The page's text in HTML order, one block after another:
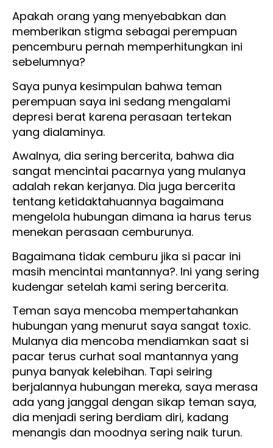
Apakah orang yang menyebabkan dan
memberikan stigma sebagai perempuan
pencemburu pernah memperhitungkan ini
sebelumnya?
Saya punya kesimpulan bahwa teman
perempuan saya ini sedang mengalami
depresi berat karena perasaan tertekan
yang dialaminya.
Awalnya, dia sering bercerita, bahwa dia
sangat mencintai pacarnya yang mulanya
adalah rekan kerjanya. Dia juga bercerita
tentang ketidaktahuannya bagaimana
mengelola hubungan dimana ia harus terus
menekan perasaan cemburunya.
Bagaimana tidak cemburu jika si pacar ini
masih mencintai mantannya?. Ini yang sering
kudengar setelah kami sering bercerita.
Teman saya mencoba mempertahankan
hubungan yang menurut saya sangat toxic.
Mulanya dia mencoba mendiamkan saat si
pacar terus curhat soal mantannya yang
punya banyak kelebihan. Tapi seiring
berjalannya hubungan mereka, saya merasa
ada yang janggal dengan sikap teman saya,
dia menjadi sering berdiam diri, kadang
menangis dan moodnya sering naik turun.